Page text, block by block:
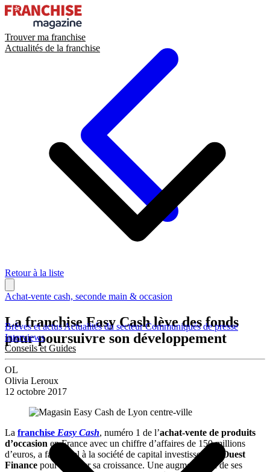
Trouver ma franchise
Actualités de la franchise
Brèves et actusActualités du secteurCommuniqués de presse
Interviews
Conseils et Guides
Retour à la liste
Achat-vente cash, seconde main & occasion
La franchise Easy Cash lève des fonds
pour poursuivre son développement
OL
Olivia Leroux
12 octobre 2017
La franchise Easy Cash, numéro 1 de l’achat-vente de produits
d’occasion en France avec un chiffre d’affaires de 150 millions
d’euros, a fait appel à la société de capital investissement
Ouest
Finance pour financer sa croissance. Une augmentation de ses